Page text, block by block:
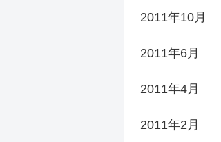
2011年10月
2011年6月
2011年4月
2011年2月